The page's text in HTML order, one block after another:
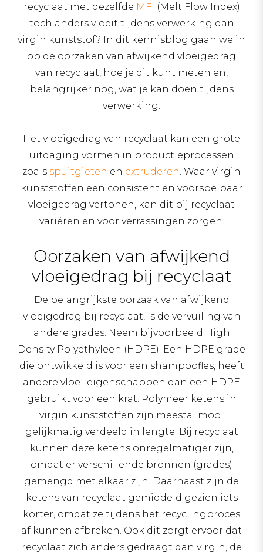
recyclaat met dezelfde MFI (Melt Flow Index)
toch anders vloeit tijdens verwerking dan
virgin kunststof? In dit kennisblog gaan we in
op de oorzaken van afwijkend vloeigedrag
van recyclaat, hoe je dit kunt meten en,
belangrijker nog, wat je kan doen tijdens
verwerking.
Het vloeigedrag van recyclaat kan een grote
uitdaging vormen in productieprocessen
zoals spuitgieten en extruderen. Waar virgin
kunststoffen een consistent en voorspelbaar
vloeigedrag vertonen, kan dit bij recyclaat
variëren en voor verrassingen zorgen.
Oorzaken van afwijkend
vloeigedrag bij recyclaat
De belangrijkste oorzaak van afwijkend
vloeigedrag bij recyclaat, is de vervuiling van
andere grades. Neem bijvoorbeeld High
Density Polyethyleen (HDPE). Een HDPE grade
die ontwikkeld is voor een shampoofles, heeft
andere vloei-eigenschappen dan een HDPE
gebruikt voor een krat. Polymeer ketens in
virgin kunststoffen zijn meestal mooi
gelijkmatig verdeeld in lengte. Bij recyclaat
kunnen deze ketens onregelmatiger zijn,
omdat er verschillende bronnen (grades)
gemengd met elkaar zijn. Daarnaast zijn de
ketens van recyclaat gemiddeld gezien iets
korter, omdat ze tijdens het recyclingproces
af kunnen afbreken. Ook dit zorgt ervoor dat
recyclaat zich anders gedraagt dan virgin, de